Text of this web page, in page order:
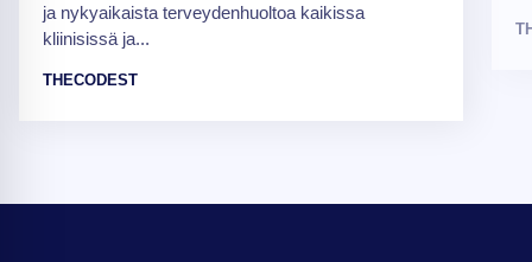
ja nykyaikaista terveydenhuoltoa kaikissa
kliinisissä ja...
THECODEST